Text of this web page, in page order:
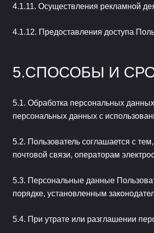
Осуществления рекламной
Предоставления доступа
СПОСОБЫ И
Обработка персональных
персональных данных с
Пользователь соглашается с
почтовой связи, операторам
Персональные данные
порядке, установленным
При утрате или разглашении